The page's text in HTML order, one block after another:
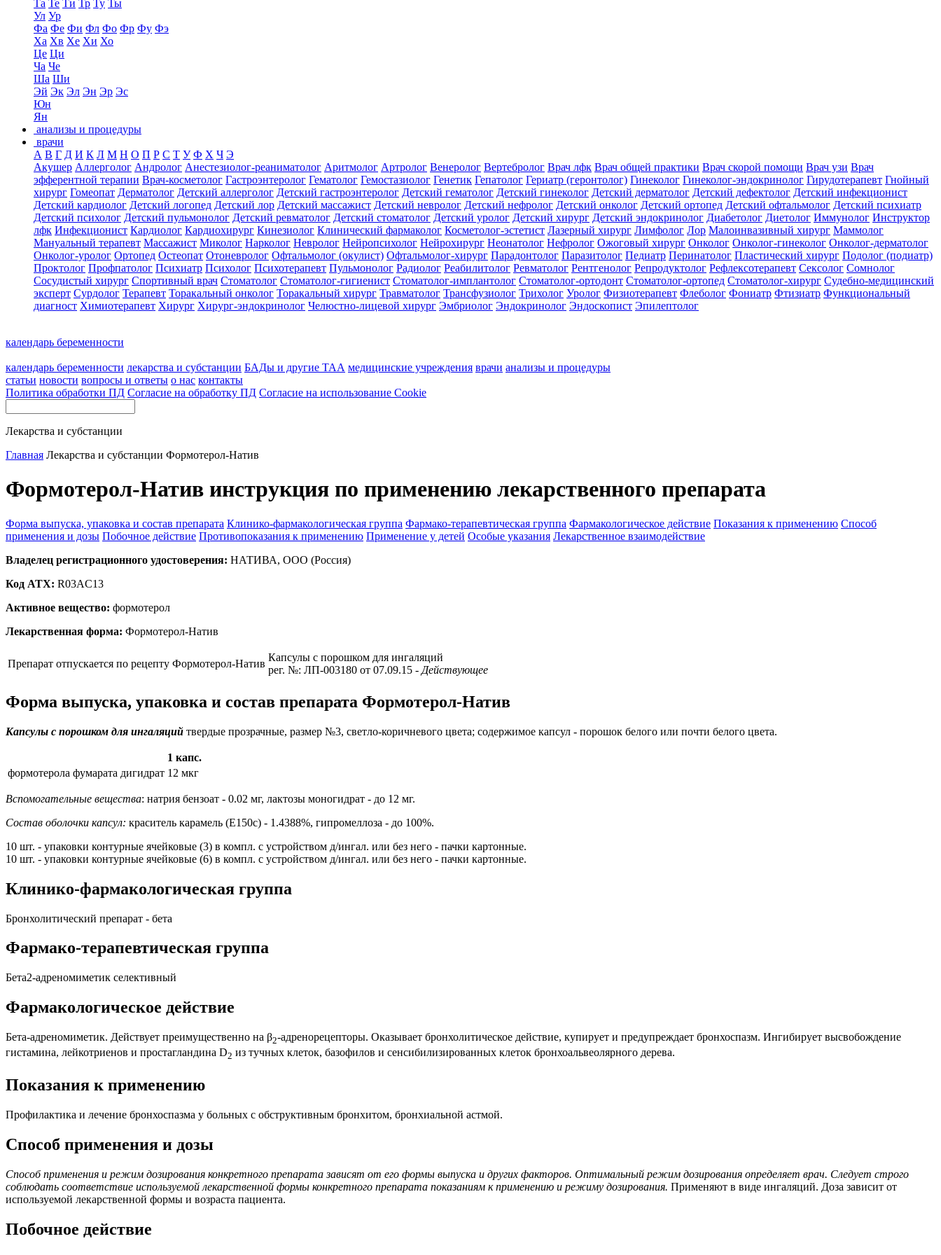
Та Те Ти Тр Ту Ты
Ул Ур
Фа Фе Фи Фл Фо Фр Фу Фэ
Ха Хв Хе Хи Хо
Це Ци
Ча Че
Ша Ши
Эй Эк Эл Эн Эр Эс
Юн
Ян
анализы и процедуры
врачи
А В Г Д И К Л М Н О П Р С Т У Ф Х Ч Э
Акушер Аллерголог Андролог Анестезиолог-реаниматолог Аритмолог Артролог Венеролог Вертебролог Врач лфк Врач общей практики Врач скорой помощи Врач узи Врач
эфферентной терапии Врач-косметолог Гастроэнтеролог Гематолог Гемостазиолог Генетик Гепатолог Гериатр (геронтолог) Гинеколог Гинеколог-эндокринолог Гирудотерапевт Гнойный
хирург Гомеопат Дерматолог Детский аллерголог Детский гастроэнтеролог Детский гематолог Детский гинеколог Детский дерматолог Детский дефектолог Детский инфекционист
Детский кардиолог Детский логопед Детский лор Детский массажист Детский невролог Детский нефролог Детский онколог Детский ортопед Детский офтальмолог Детский психиатр
Детский психолог Детский пульмонолог Детский ревматолог Детский стоматолог Детский уролог Детский хирург Детский эндокринолог Диабетолог Диетолог Иммунолог Инструктор
лфк Инфекционист Кардиолог Кардиохирург Кинезиолог Клинический фармаколог Косметолог-эстетист Лазерный хирург Лимфолог Лор Малоинвазивный хирург Маммолог
Мануальный терапевт Массажист Миколог Нарколог Невролог Нейропсихолог Нейрохирург Неонатолог Нефролог Ожоговый хирург Онколог Онколог-гинеколог Онколог-дерматолог
Онколог-уролог Ортопед Остеопат Отоневролог Офтальмолог (окулист) Офтальмолог-хирург Парадонтолог Паразитолог Педиатр Перинатолог Пластический хирург Подолог (подиатр)
Проктолог Профпатолог Психиатр Психолог Психотерапевт Пульмонолог Радиолог Реабилитолог Ревматолог Рентгенолог Репродуктолог Рефлексотерапевт Сексолог Сомнолог
Сосудистый хирург Спортивный врач Стоматолог Стоматолог-гигиенист Стоматолог-имплантолог Стоматолог-ортодонт Стоматолог-ортопед Стоматолог-хирург Судебно-медицинский
эксперт Сурдолог Терапевт Торакальный онколог Торакальный хирург Травматолог Трансфузиолог Трихолог Уролог Физиотерапевт Флеболог Фониатр Фтизиатр Функциональный
диагност Химиотерапевт Хирург Хирург-эндокринолог Челюстно-лицевой хирург Эмбриолог Эндокринолог Эндоскопист Эпилептолог
календарь беременности
календарь беременности лекарства и субстанции БАДы и другие ТАА медицинские учреждения врачи анализы и процедуры
статьи новости вопросы и ответы о нас контакты
Политика обработки ПД Согласие на обработку ПД Согласие на использование Cookie
Лекарства и субстанции
Главная Лекарства и субстанции Формотерол-Натив
Формотерол-Натив инструкция по применению лекарственного препарата
Форма выпуска, упаковка и состав препарата Клинико-фармакологическая группа Фармако-терапевтическая группа Фармакологическое действие Показания к применению Способ
применения и дозы Побочное действие Противопоказания к применению Применение у детей Особые указания Лекарственное взаимодействие
Владелец регистрационного удостоверения: НАТИВА, ООО (Россия)
Код ATX: R03AC13
Активное вещество: формотерол
Лекарственная форма: Формотерол-Натив
Препарат отпускается по рецепту Формотерол-Натив
Капсулы с порошком для ингаляций
рег. №: ЛП-003180 от 07.09.15 - Действующее
Форма выпуска, упаковка и состав препарата Формотерол-Натив
Капсулы с порошком для ингаляций твердые прозрачные, размер №3, светло-коричневого цвета; содержимое капсул - порошок белого или почти белого цвета.
1 капс.
формотерола фумарата дигидрат 12 мкг
Вспомогательные вещества: натрия бензоат - 0.02 мг, лактозы моногидрат - до 12 мг.
Состав оболочки капсул: краситель карамель (Е150с) - 1.4388%, гипромеллоза - до 100%.
10 шт. - упаковки контурные ячейковые (3) в компл. с устройством д/ингал. или без него - пачки картонные.
10 шт. - упаковки контурные ячейковые (6) в компл. с устройством д/ингал. или без него - пачки картонные.
Клинико-фармакологическая группа
Бронхолитический препарат - бета
Фармако-терапевтическая группа
Бета2-адреномиметик селективный
Фармакологическое действие
Бета-адреномиметик. Действует преимущественно на β2-адренорецепторы. Оказывает бронхолитическое действие, купирует и предупреждает бронхоспазм. Ингибирует высвобождение
гистамина, лейкотриенов и простагландина D2 из тучных клеток, базофилов и сенсибилизированных клеток бронхоальвеолярного дерева.
Показания к применению
Профилактика и лечение бронхоспазма у больных с обструктивным бронхитом, бронхиальной астмой.
Способ применения и дозы
Способ применения и режим дозирования конкретного препарата зависят от его формы выпуска и других факторов. Оптимальный режим дозирования определяет врач. Следует строго
соблюдать соответствие используемой лекарственной формы конкретного препарата показаниям к применению и режиму дозирования. Применяют в виде ингаляций. Доза зависит от
используемой лекарственной формы и возраста пациента.
Побочное действие